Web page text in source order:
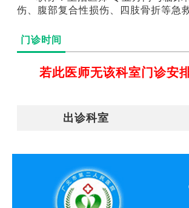
伤、腹部复合性损伤、四肢骨折等急
门诊时间
若此医师无该科室门诊安
出诊科室